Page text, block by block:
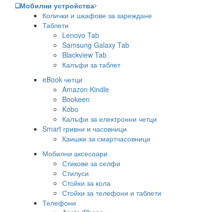
Мобилни устройства
Колички и шкафове за зареждане
Таблети
Lenovo Tab
Samsung Galaxy Tab
Blackview Tab
Калъфи за таблет
eBook четци
Amazon Kindle
Bookeen
Kobo
Калъфи за електронни четци
Smart гривни и часовници
Каишки за смартчасовници
Мобилни аксесоари
Стикове за селфи
Стилуси
Стойки за кола
Стойки за телефони и таблети
Телефони